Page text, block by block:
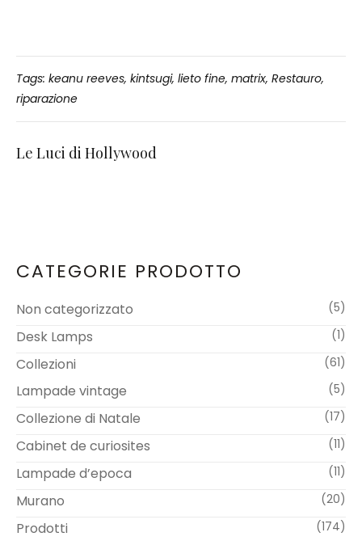
CATEGORIE PRODOTTO
Non categorizzato (5)
Desk Lamps (1)
Collezioni (61)
Lampade vintage (5)
Collezione di Natale (17)
Cabinet de curiosites (11)
Lampade d’epoca (11)
Murano (20)
Prodotti (174)
Tags: keanu reeves, kintsugi, lieto fine, matrix, Restauro,
riparazione
Le Luci di Hollywood